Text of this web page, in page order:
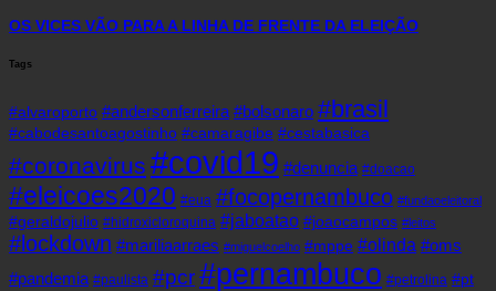
OS VICES VÃO PARA A LINHA DE FRENTE DA ELEIÇÃO
Tags
#alvaroporto #andersonferreira #bolsonaro #brasil
#cabodesantoagostinho #camaragibe #cestabasica
#coronavirus #covid19 #denuncia #doacao
#eleicoes2020 #eua #focopernambuco #fundaoeleitoral
#geraldojulio #hidroxicloroquina #jaboatao #joaocampos #leitos
#lockdown #mariliaarraes #miguelcoelho #mppe #olinda #oms
#pandemia #paulista #pcr#pernambuco #petrolina #pt